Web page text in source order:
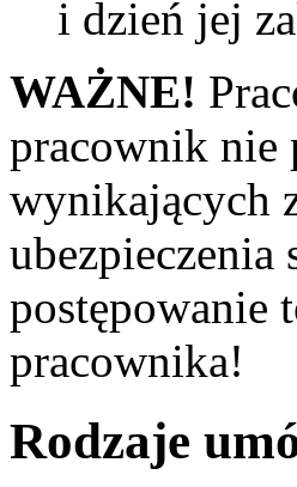
i dzień jej
WAŻNE!
pracownik nie
wynikających
ubezpieczenia
postępowanie
pracownika!
Rodzaje